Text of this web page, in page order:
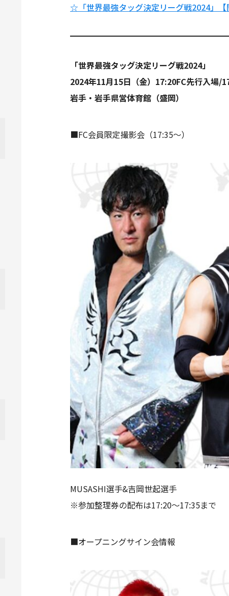
☆「世界最強タッグ決定リーグ戦2024」
「世界最強タッグ決定リーグ戦2024」
2024年11月15日（金）17:20FC先行入場/
岩手・岩手県営体育館（盛岡）
■FC会員限定撮影会（17:35～）
MUSASHI選手&吉岡世起選手
※参加整理券の配布は17:20～17:35まで
■オープニングサイン会情報